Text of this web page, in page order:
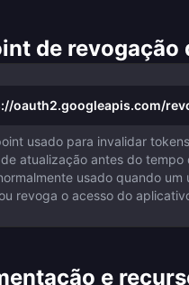
de revogação
oauth2.googleapis.com/
usado para invalidar
atualização antes do tempo
usado quando um
revoga o acesso do
e